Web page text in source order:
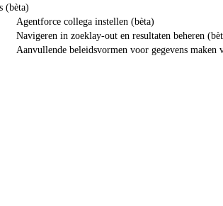
(bèta)
Agentforce collega instellen (bèta)
Navigeren in zoeklay-out en resultaten beheren
Aanvullende beleidsvormen voor gegevens maken